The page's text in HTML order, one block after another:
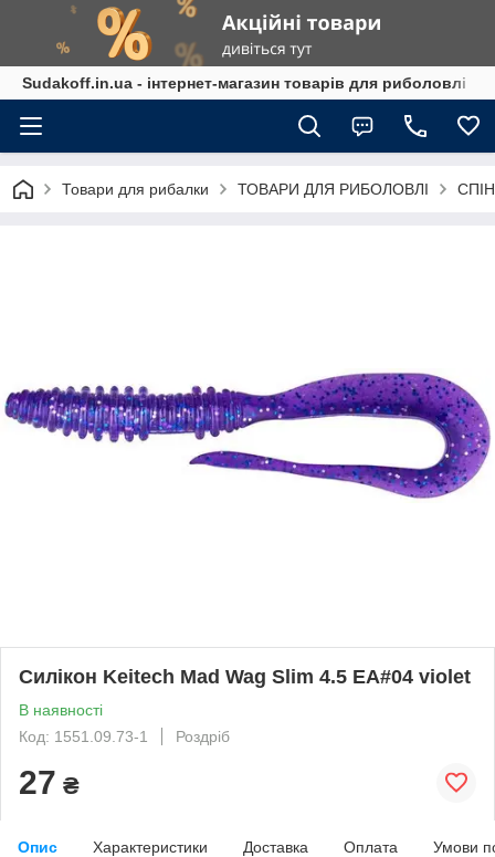
Sudakoff.in.ua - інтернет-магазин товарів для риболовлі
Товари для рибалки ТОВАРИ ДЛЯ РИБОЛОВЛІ
Силікон Keitech Mad Wag Slim 4.5 EA#04 violet
В наявності
Код: 1551.09.73-1
Роздріб
27 ₴
Опис Характеристики Доставка Оплата Умови